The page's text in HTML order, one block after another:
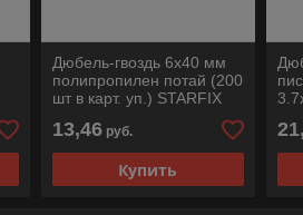
Дюбель-гвоздь 6х40 мм
полипропилен потай (200
шт в карт. уп.) STARFIX
13,46руб.
Купить